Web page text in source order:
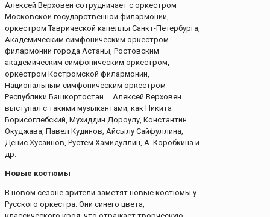
Алексей Верховен сотрудничает с оркестром
Московской государственной филармонии,
оркестром Таврической капеллы Санкт-Петербурга,
Академическим симфоническим оркестром
филармонии города Астаны, Ростовским
академическим симфоническим оркестром,
оркестром Костромской филармонии,
Национальным симфоническим оркестром
Республики Башкортостан. Алексей Верховен
выступал с такими музыкантами, как Никита
Борисоглебский, Мухиддин Дороулу, Константин
Окуджава, Павел Кудинов, Айсылу Сайфуллина,
Денис Хусаинов, Рустем Хамидуллин, А. Коробкина и
др.
Новые костюмы
В новом сезоне зрители заметят новые костюмы у
Русского оркестра. Они синего цвета,